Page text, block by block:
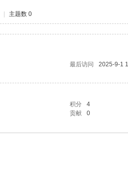
主题数 0
最后访问
2025-9-1
积分
4
贡献 0